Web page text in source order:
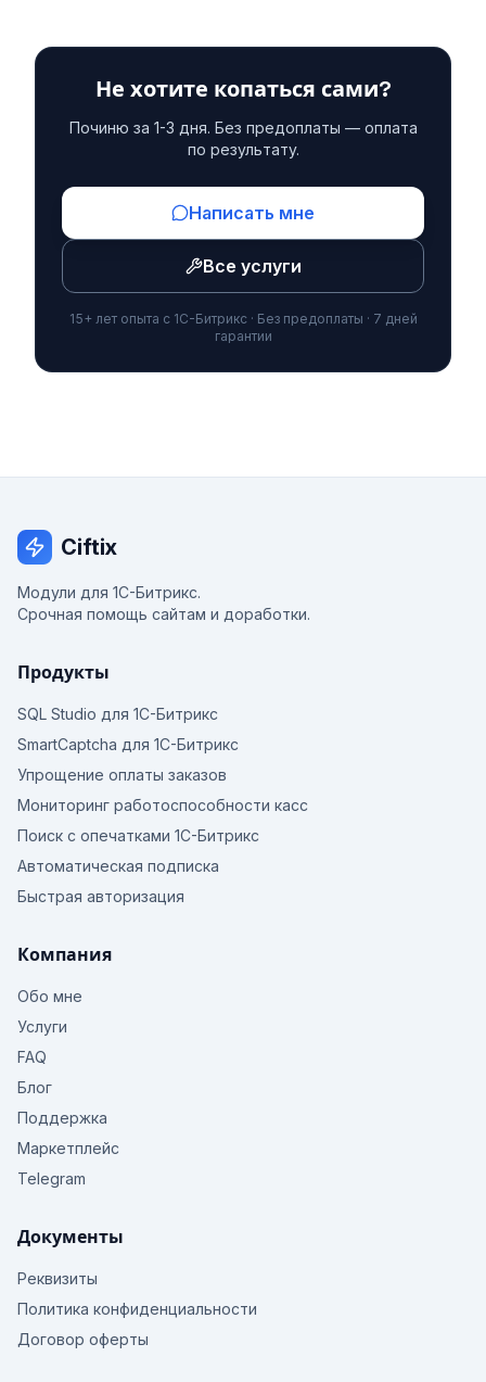
Не хотите копаться сами?
Починю за 1-3 дня. Без предоплаты — оплата
по результату.
Написать мне
Все услуги
15+ лет опыта с 1С-Битрикс · Без предоплаты · 7 дней
гарантии
Ciftix
Модули для 1С-Битрикс.
Срочная помощь сайтам и доработки.
Продукты
SQL Studio для 1С-Битрикс
SmartCaptcha для 1С-Битрикс
Упрощение оплаты заказов
Мониторинг работоспособности касс
Поиск с опечатками 1С-Битрикс
Автоматическая подписка
Быстрая авторизация
Компания
Обо мне
Услуги
FAQ
Блог
Поддержка
Маркетплейс
Telegram
Документы
Реквизиты
Политика конфиденциальности
Договор оферты